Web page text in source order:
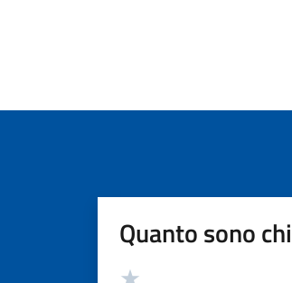
Quanto sono
Valutazione